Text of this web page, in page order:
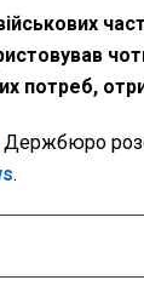
потреб,
Держбюро
.